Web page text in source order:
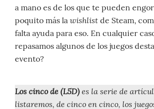
a mano es de los que te pueden
poquito más la wishlist de Steam,
falta ayuda para eso. En cualquier
repasamos algunos de los juegos
evento?
Los cinco de (L5D)es la serie de
listaremos, de cinco en cinco, los